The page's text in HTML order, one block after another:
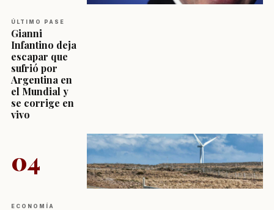
ÚLTIMO PASE
Gianni
Infantino deja
escapar que
sufrió por
Argentina en
el Mundial y
se corrige en
vivo
04
ECONOMÍA